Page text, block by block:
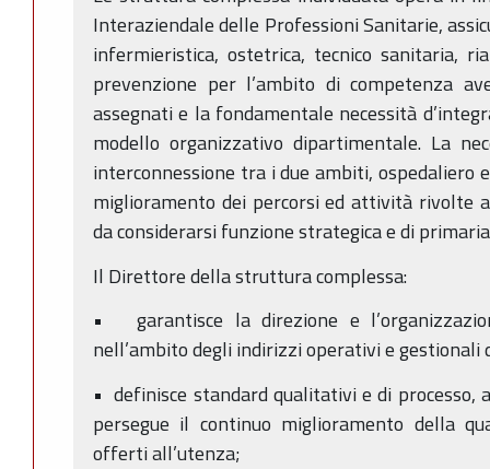
Interaziendale delle Professioni Sanitarie,
infermieristica, ostetrica, tecnico sanitaria,
prevenzione per l’ambito di competenza
assegnati e la fondamentale necessità
modello organizzativo dipartimentale. La
interconnessione tra i due ambiti,
miglioramento dei percorsi ed attività rivolte
da considerarsi funzione strategica e di
Il Direttore della struttura complessa:
• garantisce la direzione e
nell’ambito degli indirizzi operativi e
• definisce standard qualitativi e di processo,
persegue il continuo miglioramento della
offerti all’utenza;